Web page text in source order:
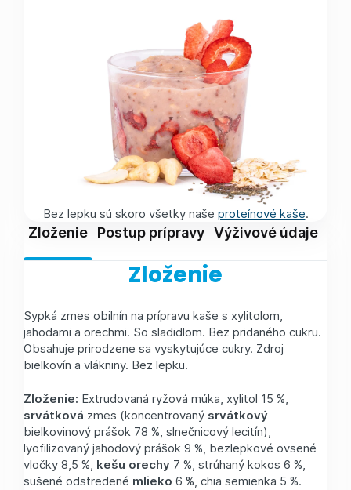
Bez lepku sú skoro všetky naše proteínové kaše.
Zloženie Postup prípravy Výživové údaje
Zloženie
Sypká zmes obilnín na prípravu kaše s xylitolom,
jahodami a orechmi. So sladidlom. Bez pridaného cukru.
Obsahuje prirodzene sa vyskytujúce cukry. Zdroj
bielkovín a vlákniny. Bez lepku.
Zloženie: Extrudovaná ryžová múka, xylitol 15 %,
srvátková zmes (koncentrovaný srvátkový
bielkovinový prášok 78 %, slnečnicový lecitín),
lyofilizovaný jahodový prášok 9 %, bezlepkové ovsené
vločky 8,5 %, kešu orechy 7 %, strúhaný kokos 6 %,
sušené odstredené mlieko 6 %, chia semienka 5 %.